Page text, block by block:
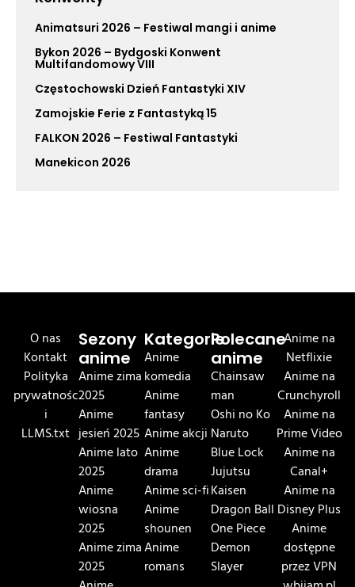
Animatsuri 2026 – Festiwal mangi i anime
Bykon 2026 – Bydgoski Konwent
Multifandomowy VIII
Częstochowski Dzień Fantastyki XIV
Zamojskie Ferie z Fantastyką 15
FALKON 2026 – Festiwal Fantastyki
Manekicon 2026
O nas
Kontakt
Polityka
prywatnośc
i
LLMS.txt
Sezony
anime
Anime zima
2025
Anime
jesień 2025
Anime lato
2025
Anime
wiosna
2025
Anime zima
2025
Kategorie
Anime
komedia
Anime
fantasy
Anime akcji
Anime
drama
Anime sci-fi
Anime
shounen
Anime
romans
Polecane
anime
Chainsaw
man
Oshi no Ko
Naruto
Blue Lock
Jujutsu
Kaisen
Dragon Ball
One Piece
Demon
Slayer
Anime na
Netflixie
Anime na
Crunchyroll
Anime na
Prime Video
Anime na
Canal+
Anime na
Disney Plus
Anime
dostępne
przez VPN